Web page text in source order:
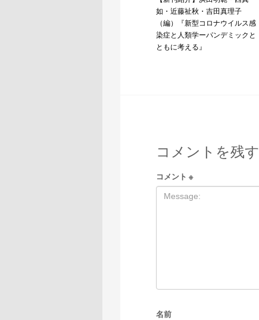
如・近藤祉秋・吉田真理子
（編）『新型コロナウイルス感
染症と人類学ーパンデミックと
ともに考える』
コメントを残す
コメント ※
名前